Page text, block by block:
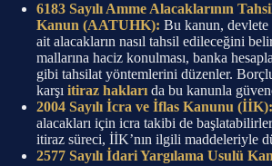
6183 Sayılı Amme Alacaklarının
Kanun (AATUHK): Bu kanun, devlete
ait alacakların nasıl tahsil edileceğini
mallarına haciz konulması, banka
gibi tahsilat yöntemlerini düzenler.
karşı itiraz hakları da bu kanunla
2004 Sayılı İcra ve İflas Kanunu (İİK):
alacakları için icra takibi de
itiraz süreci, İİK’nın ilgili maddeleriyle
2577 Sayılı İdari Yargılama Usulü